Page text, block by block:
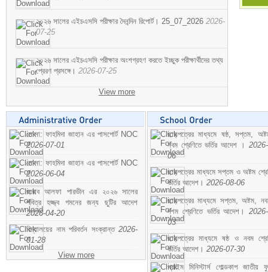
২০২৬ সালের এইচএসসি পরীক্ষার দৈনন্দিন রিপোর্ট। 25_07_2026 2026-
07-25
২০২৬ সালের এইচএসসি পরীক্ষার অংশগ্রহণ করতে ইচ্ছুক পরীক্ষার্থীদের তথ্য
প্রেরণ প্রসঙ্গে। 2026-07-25
View more
মোসা: ফাহমিদা জাহান এর পাসপোর্ট NOC
2026-07-01
মোসা: ফাহমিদা জাহান এর পাসপোর্ট NOC
2026-06-04
জনাব আলফা পারভীন এর ২০২৬ সালের
পবিত্র হজ্জ্ব গমনের জন্য ছুটির আদেশ
2026-04-20
বিদ্যালয়ের নাম পরিবর্তন সংক্রান্ত 2026-
01-28
View more
ছাড়পত্রের মাধ্যমে ষষ্ঠ, সপ্তম,
নবম শ্রেণিতে ভর্তির আদেশ ।
06
ছাড়পত্রের মাধ্যমে সপ্তম ও অষ্টম
ভর্তির আদেশ। 2026-08-06
ছাড়পত্রের মাধ্যমে সপ্তম, অষ্টম,
দশম শ্রেণিতে ভর্তির আদেশ।
03
ছাড়পত্রের মাধ্যমে ষষ্ঠ ও নবম
ভর্তির আদেশ। 2026-07-30
প্রাইম মিনিস্টার্স গোল্ডকাপ জাতীয়